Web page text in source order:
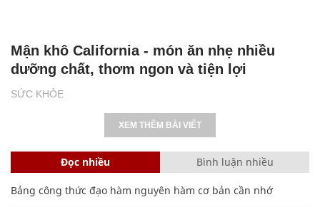
SỨC KHỎE
Mận khô California - món ăn nhẹ nhiều
dưỡng chất, thơm ngon và tiện lợi
XEM THÊM BÀI VIẾT
Đọc nhiều Bình luận nhiều
Bảng công thức đạo hàm nguyên hàm cơ bản cần nhớ